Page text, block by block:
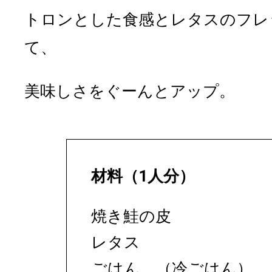
トロンとした食感とレタスのフ
て、
美味しさをぐーんとアップ。
材料（1人分）
焼き鮭の皮
レタス